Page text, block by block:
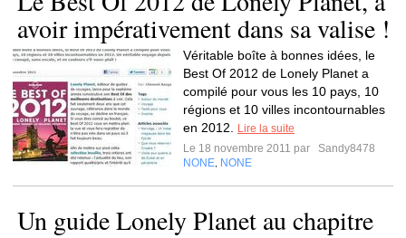
avoir impérativement dans sa valise !
Véritable boîte à bonnes idées, le
Best Of 2012 de Lonely Planet a
compilé pour vous les 10 pays, 10
régions et 10 villes incontournables
en 2012.
Lire la suite
Le 18 novembre 2011 par
Sandy8478
NONE NONE
Un guide Lonely Planet au chapitre